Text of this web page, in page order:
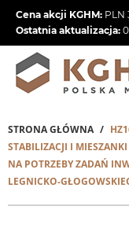
Przejdź
treści
Cena akcji KGHM: PLN
Ostatnia aktualizacja:
Ścieżka
nawigacyjna
STRONA GŁÓWNA
STABILIZACJI I
NA POTRZEBY ZADAŃ
LEGNICKO-